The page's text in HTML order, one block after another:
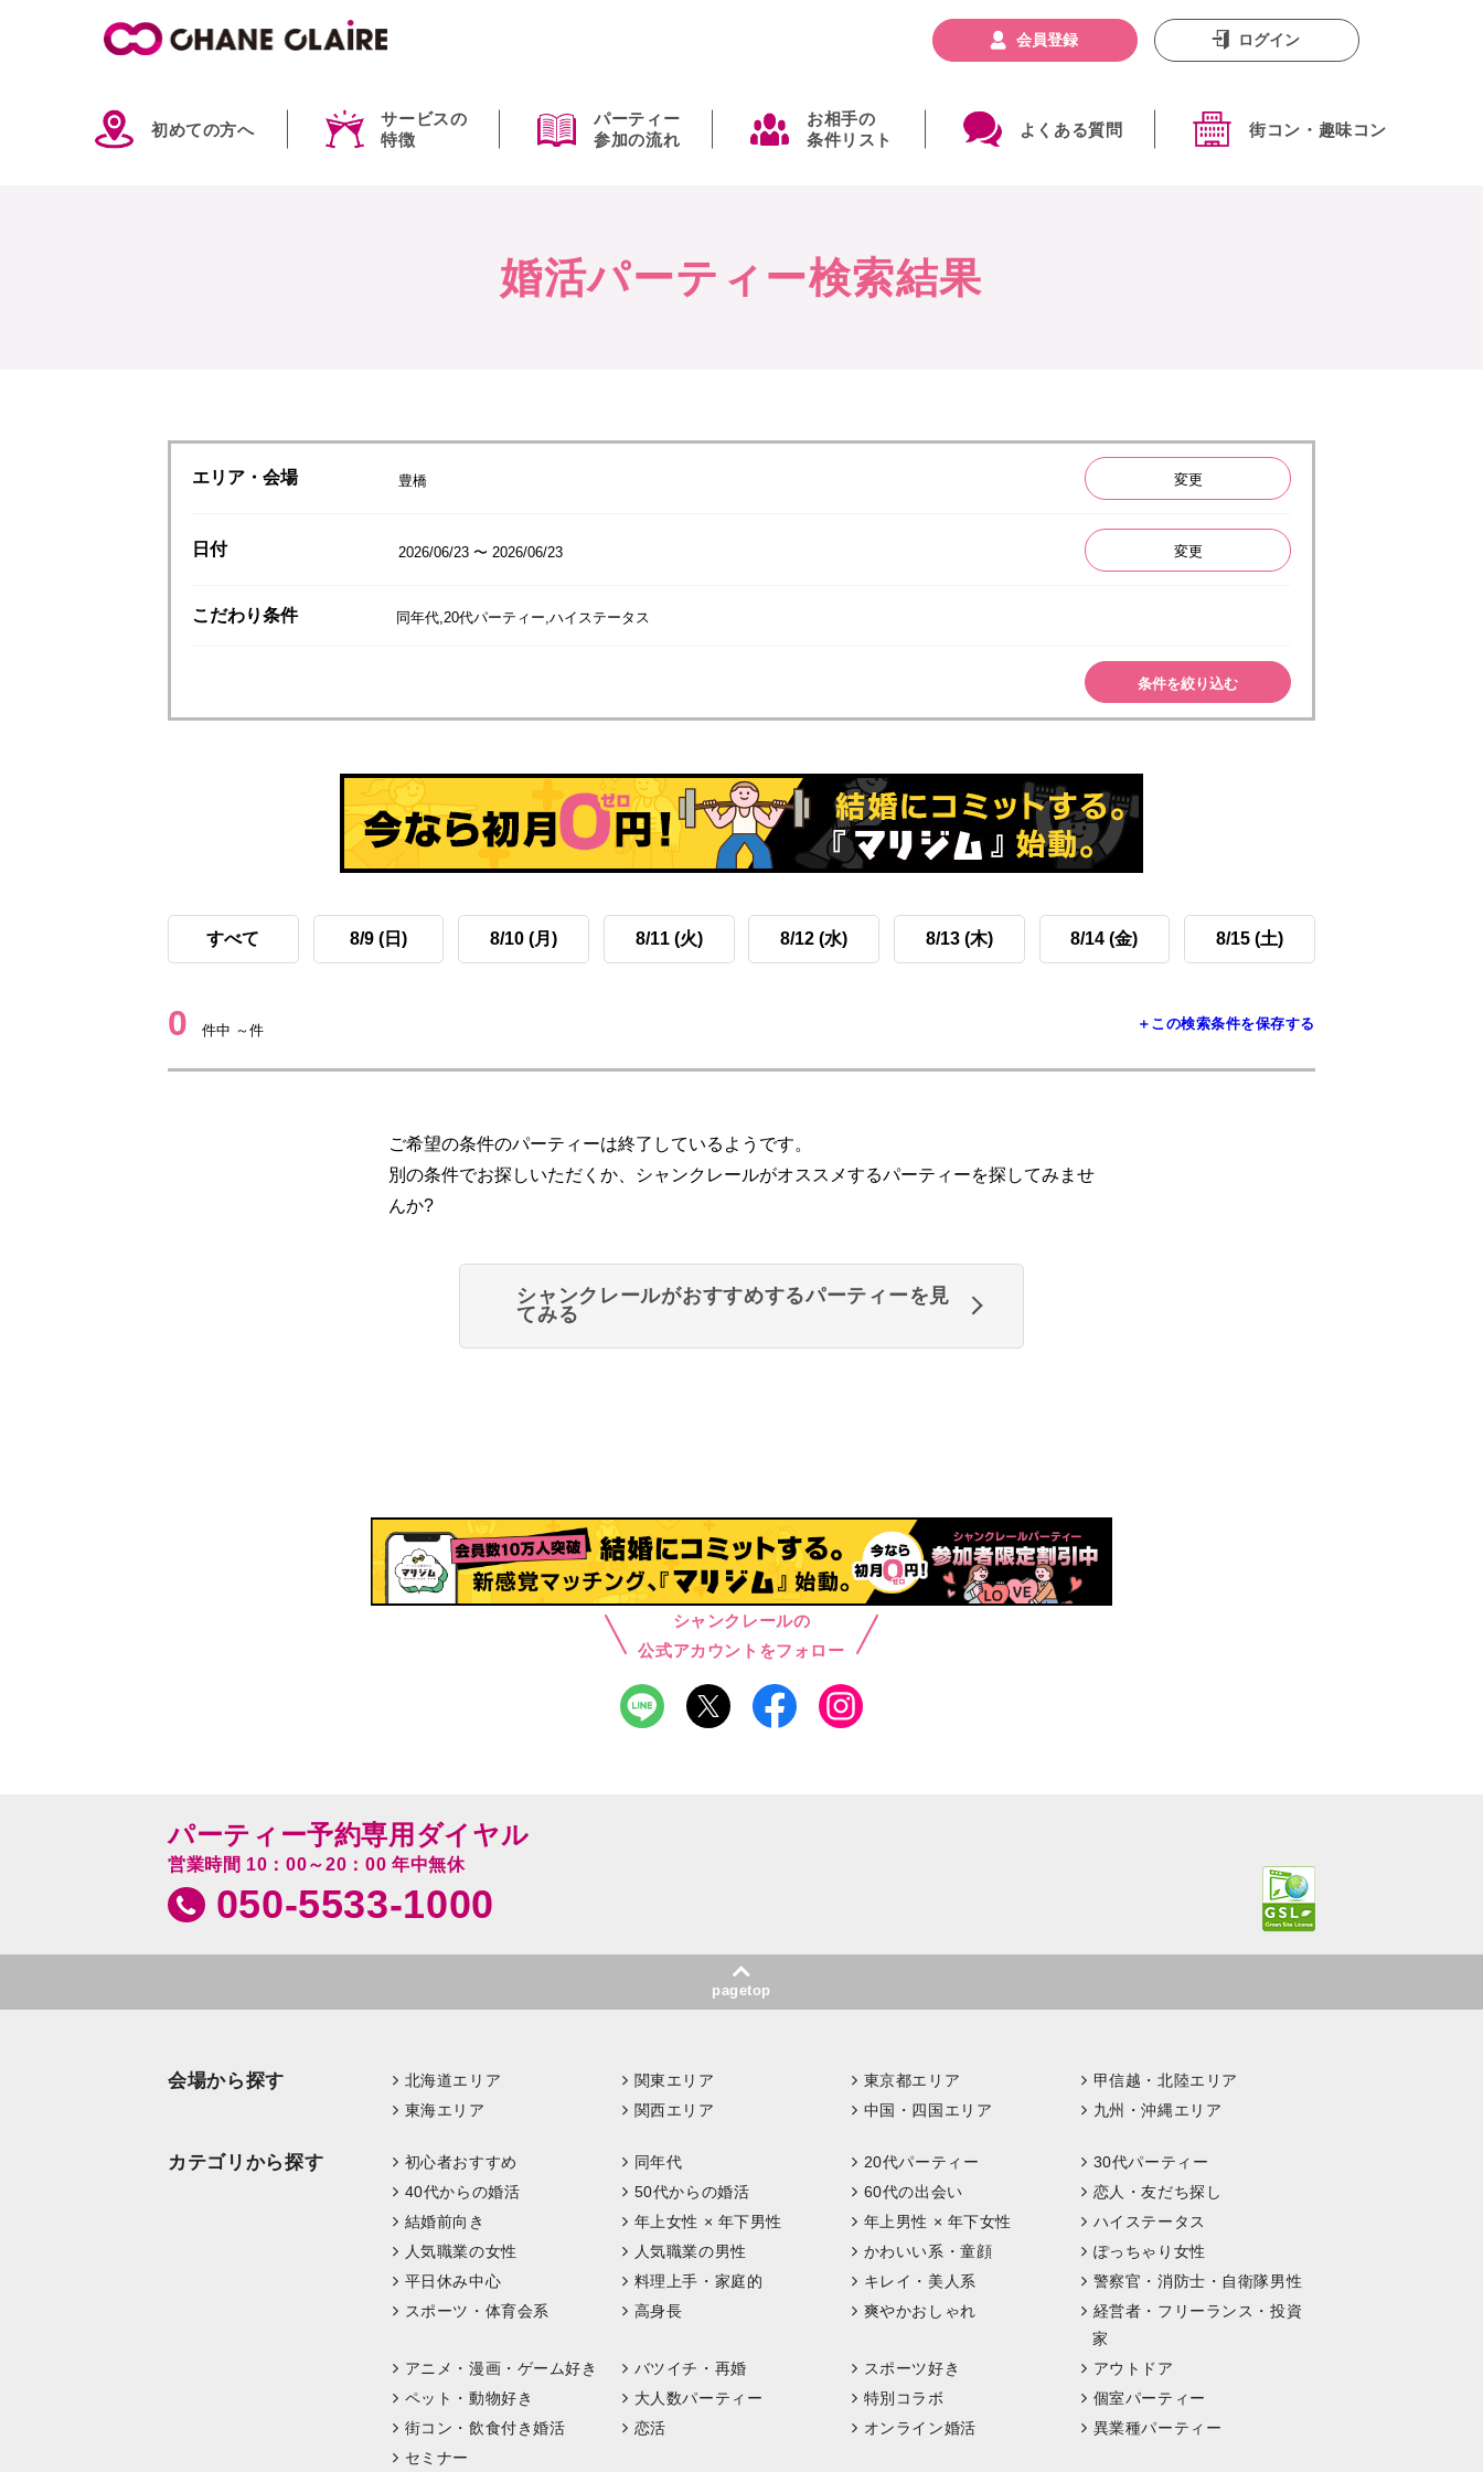
初めての方へ
サービスの
特徴
パーティー
参加の流れ
お相手の
条件リスト
よくある質問 街コン・趣味コン
会員登録 ログイン
婚活パーティー検索結果
エリア・会場 豊橋 変更
日付 2026/06/23 〜 2026/06/23 変更
こだわり条件 同年代,20代パーティー,ハイステータス
条件を絞り込む
すべて 8/9 (日) 8/10 (月) 8/11 (火) 8/12 (水) 8/13 (木) 8/14 (金) 8/15 (土)
0 件中 ～件 ＋この検索条件を保存する
ご希望の条件のパーティーは終了しているようです。
別の条件でお探しいただくか、シャンクレールがオススメするパーティーを探してみませ
んか?
シャンクレールがおすすめするパーティーを見
てみる
シャンクレールの
公式アカウントをフォロー
パーティー予約専用ダイヤル
営業時間 10：00～20：00 年中無休
050-5533-1000
pagetop
会場から探す 北海道エリア 関東エリア 東京都エリア
甲信越・北陸エリア
東海エリア
関西エリア 中国・四国エリア 九州・沖縄エリア
カテゴリから探す 初心者おすすめ 同年代 20代パーティー
30代パーティー
40代からの婚活
50代からの婚活 60代の出会い
恋人・友だち探し
結婚前向き
年上女性 × 年下男性 年上男性 × 年下女性
ハイステータス
人気職業の女性
人気職業の男性 かわいい系・童顔
ぽっちゃり女性
平日休み中心
料理上手・家庭的 キレイ・美人系
警察官・消防士・自衛隊男性
スポーツ・体育会系
高身長 爽やかおしゃれ
経営者・フリーランス・投資
家
アニメ・漫画・ゲーム好き
バツイチ・再婚 スポーツ好き
アウトドア
ペット・動物好き
大人数パーティー 特別コラボ
個室パーティー
街コン・飲食付き婚活
恋活 オンライン婚活
異業種パーティー
セミナー